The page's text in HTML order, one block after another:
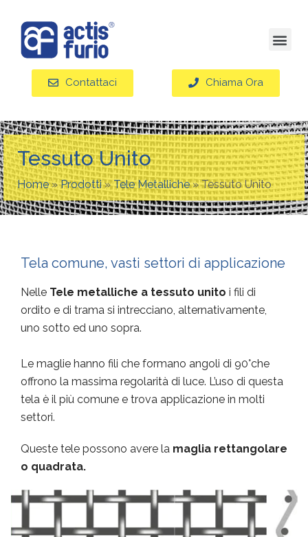
Contattaci Chiama Ora
Tessuto Unito
Home»Prodotti»Tele Metalliche»Tessuto Unito
Tela comune, vasti settori di applicazione
Nelle Tele metalliche a tessuto unito i fili di
ordito e di trama si intrecciano, alternativamente,
uno sotto ed uno sopra.
Le maglie hanno fili che formano angoli di 90°che
offrono la massima regolarità di luce. L’uso di questa
tela è il più comune e trova applicazione in molti
settori.
Queste tele possono avere la maglia rettangolare
o quadrata.